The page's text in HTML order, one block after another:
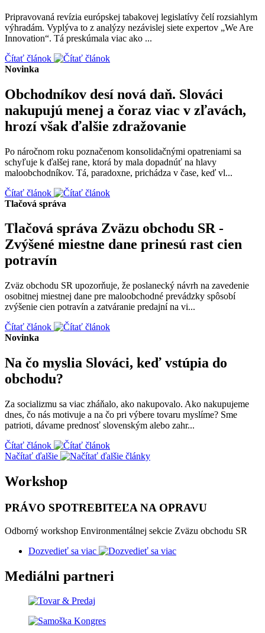
Pripravovaná revízia európskej tabakovej legislatívy čelí rozsiahlym
výhradám. Vyplýva to z analýzy nezávislej siete expertov „We Are
Innovation“. Tá preskúmala viac ako ...
Čítať článok
Novinka
Obchodníkov desí nová daň. Slováci
nakupujú menej a čoraz viac v zľavách,
hrozí však ďalšie zdražovanie
Po náročnom roku poznačenom konsolidačnými opatreniami sa
schyľuje k ďalšej rane, ktorá by mala dopadnúť na hlavy
maloobchodníkov. Tá, paradoxne, prichádza v čase, keď vl...
Čítať článok
Tlačová správa
Tlačová správa Zväzu obchodu SR -
Zvýšené miestne dane prinesú rast cien
potravín
Zväz obchodu SR upozorňuje, že poslanecký návrh na zavedenie
osobitnej miestnej dane pre maloobchodné prevádzky spôsobí
zvýšenie cien potravín a zatváranie predajní na vi...
Čítať článok
Novinka
Na čo myslia Slováci, keď vstúpia do
obchodu?
Za socializmu sa viac zháňalo, ako nakupovalo. Ako nakupujeme
dnes, čo nás motivuje a na čo pri výbere tovaru myslíme? Sme
patrioti, dávame prednosť slovenským alebo zahr...
Čítať článok
Načítať ďalšie
Workshop
PRÁVO SPOTREBITEĽA NA OPRAVU
Odborný workshop Environmentálnej sekcie Zväzu obchodu SR
Dozvedieť sa viac
Mediálni partneri